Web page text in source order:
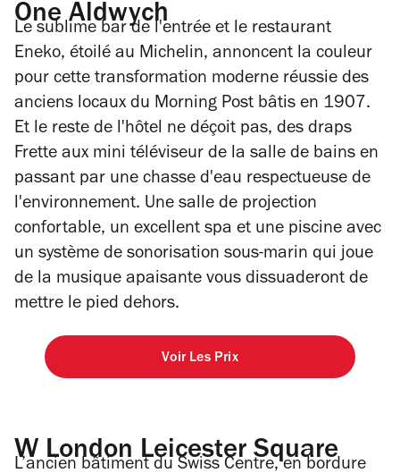
One Aldwych
Le sublime bar de l'entrée et le restaurant
Eneko, étoilé au Michelin, annoncent la couleur
pour cette transformation moderne réussie des
anciens locaux du Morning Post bâtis en 1907.
Et le reste de l'hôtel ne déçoit pas, des draps
Frette aux mini téléviseur de la salle de bains en
passant par une chasse d'eau respectueuse de
l'environnement. Une salle de projection
confortable, un excellent spa et une piscine avec
un système de sonorisation sous-marin qui joue
de la musique apaisante vous dissuaderont de
mettre le pied dehors.
Voir Les Prix
W London Leicester Square
L’ancien bâtiment du Swiss Centre, en bordure